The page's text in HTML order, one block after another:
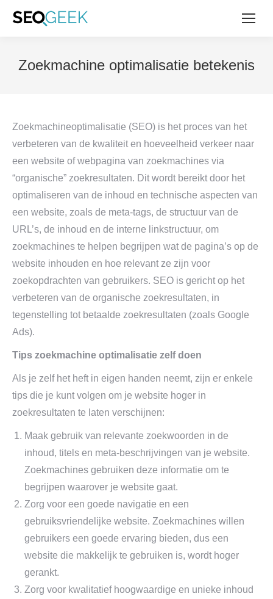
Zoekmachine optimalisatie betekenis
Zoekmachineoptimalisatie (SEO) is het proces van het
verbeteren van de kwaliteit en hoeveelheid verkeer naar
een website of webpagina van zoekmachines via
“organische” zoekresultaten. Dit wordt bereikt door het
optimaliseren van de inhoud en technische aspecten van
een website, zoals de meta-tags, de structuur van de
URL’s, de inhoud en de interne linkstructuur, om
zoekmachines te helpen begrijpen wat de pagina’s op de
website inhouden en hoe relevant ze zijn voor
zoekopdrachten van gebruikers. SEO is gericht op het
verbeteren van de organische zoekresultaten, in
tegenstelling tot betaalde zoekresultaten (zoals Google
Ads).
Tips zoekmachine optimalisatie zelf doen
Als je zelf het heft in eigen handen neemt, zijn er enkele
tips die je kunt volgen om je website hoger in
zoekresultaten te laten verschijnen:
Maak gebruik van relevante zoekwoorden in de
inhoud, titels en meta-beschrijvingen van je website.
Zoekmachines gebruiken deze informatie om te
begrijpen waarover je website gaat.
Zorg voor een goede navigatie en een
gebruiksvriendelijke website. Zoekmachines willen
gebruikers een goede ervaring bieden, dus een
website die makkelijk te gebruiken is, wordt hoger
gerankt.
Zorg voor kwalitatief hoogwaardige en unieke inhoud